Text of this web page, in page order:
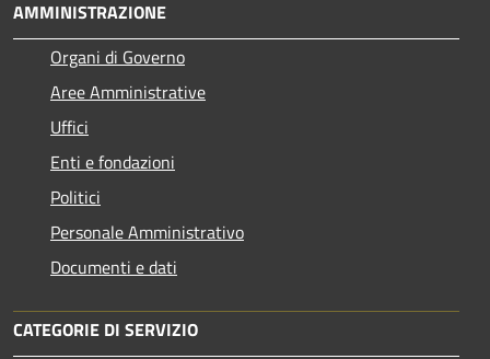
AMMINISTRAZIONE
Organi di Governo
Aree Amministrative
Uffici
Enti e fondazioni
Politici
Personale Amministrativo
Documenti e dati
CATEGORIE DI SERVIZIO